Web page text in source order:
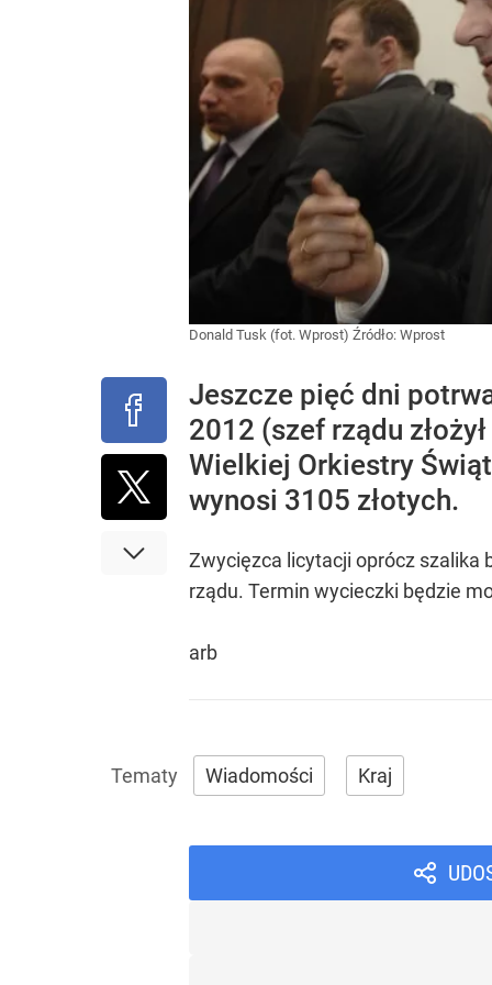
Donald Tusk (fot. Wprost) Źródło: Wprost
Jeszcze pięć dni
2012 (szef rządu
Wielkiej Orkiestry
wynosi 3105 złotych.
Zwycięzca licytacji oprócz szalika
rządu. Termin wycieczki będzie
arb
Wiadomości Kraj